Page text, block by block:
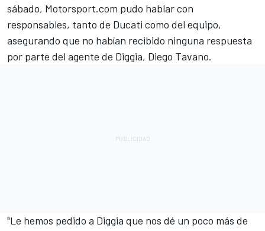
sábado, Motorsport.com pudo hablar con
responsables, tanto de Ducati como del equipo,
asegurando que no habían recibido ninguna respuesta
por parte del agente de Diggia, Diego Tavano.
"Le hemos pedido a Diggia que nos dé un poco más de